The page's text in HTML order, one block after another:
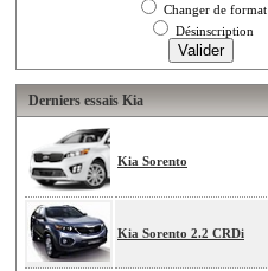
Changer de format
Désinscription
Derniers essais Kia
Kia Sorento
Kia Sorento 2.2 CRDi